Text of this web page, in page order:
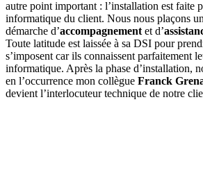
autre point important : l’installation est faite
informatique du client. Nous nous plaçons
démarche d’accompagnement et d’
Toute latitude est laissée à sa DSI pour
s’imposent car ils connaissent parfaitement
informatique. Après la phase d’installation,
en l’occurrence mon collègue Franck
devient l’interlocuteur technique de notre